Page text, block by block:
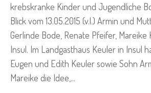
krebskranke Kinder und Jugendliche
Blick vom 13.05.2015 (v.l.) Armin und
Gerlinde Bode, Renate Pfeifer, Mareike
Insul. Im Landgasthaus Keuler in Insul
Eugen und Edith Keuler sowie Sohn
Mareike die Idee,...